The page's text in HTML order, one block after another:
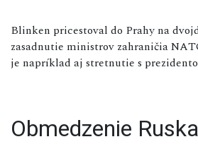
Blinken pricestoval do Prahy na
zasadnutie ministrov zahraničia
je napríklad aj stretnutie s
Obmedzenie Ruska